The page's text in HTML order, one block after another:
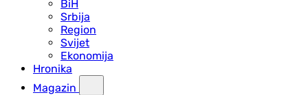
BiH
Srbija
Region
Svijet
Ekonomija
Hronika
Magazin